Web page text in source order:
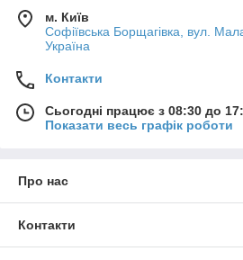
м. Київ
Софіївська Борщагівка, вул.
Україна
Контакти
Сьогодні працює з 08:30 до
Показати весь графік роботи
Про нас
Контакти